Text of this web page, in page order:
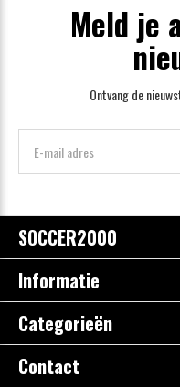
Meld je
Ontvang de
SOCCER2000
Informatie
Categorieën
Contact